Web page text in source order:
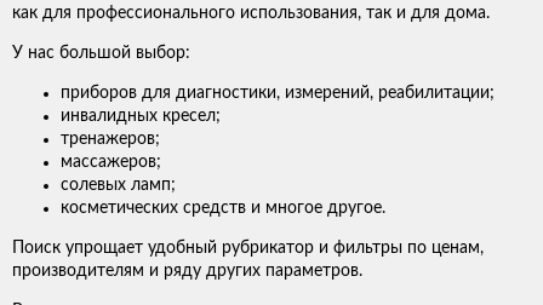
как для профессионального использования, так и для дома.
У нас большой выбор:
приборов для диагностики, измерений, реабилитации;
инвалидных кресел;
тренажеров;
массажеров;
солевых ламп;
косметических средств и многое другое.
Поиск упрощает удобный рубрикатор и фильтры по ценам,
производителям и ряду других параметров.